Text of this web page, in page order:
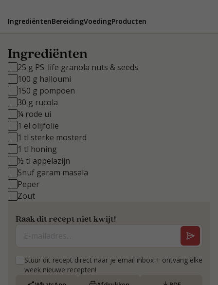
IngrediëntenBereidingVoedingProducten
Ingrediënten
25 g PS. life granola nuts & seeds
100 g halloumi
150 g pompoen
30 g rucola
¼ rode ui
1 el olijfolie
1 tl sterke mosterd
1 tl honing
½ tl appelazijn
Snuf garam masala
Peper
Zout
Raak dit recept niet kwijt!
Stuur dit recept direct naar je email inbox + ontvang elke
week nieuwe recepten!